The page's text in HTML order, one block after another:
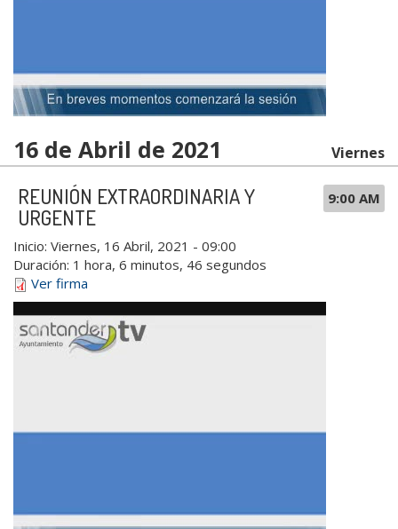
16 de Abril de 2021 Viernes
9:00 AM
REUNIÓN EXTRAORDINARIA Y
URGENTE
Inicio: Viernes, 16 Abril, 2021 - 09:00
Duración: 1 hora, 6 minutos, 46 segundos
Ver firma